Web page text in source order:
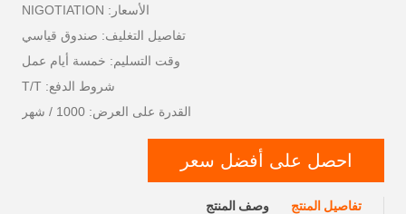
الأسعار: NIGOTIATION
تفاصيل التغليف: صندوق قياسي
وقت التسليم: خمسة أيام عمل
شروط الدفع: T/T
القدرة على العرض: 1000 / شهر
احصل على أفضل سعر
تفاصيل المنتج وصف المنتج